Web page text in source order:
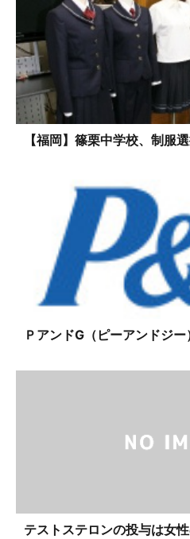
【福岡】篠栗中学校、制服
ＰアンドG（ピーアンドジ
テストステロンの投与は女